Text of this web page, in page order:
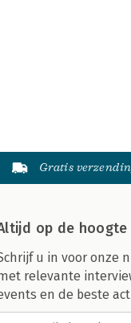
Gratis
op de hoogte
u in voor onze
relevante
en de beste